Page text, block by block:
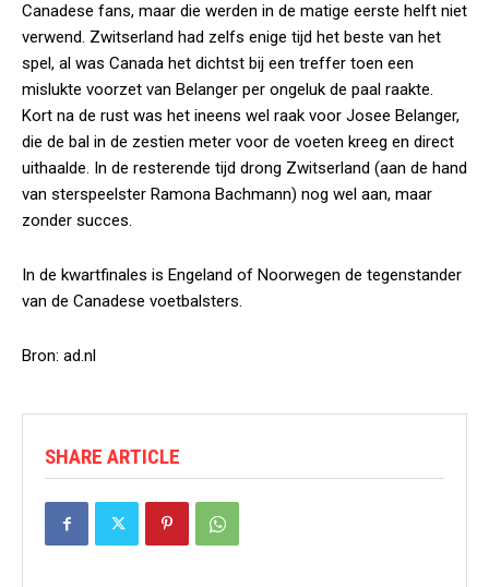
Canadese fans, maar die werden in de matige eerste helft niet
verwend. Zwitserland had zelfs enige tijd het beste van het
spel, al was Canada het dichtst bij een treffer toen een
mislukte voorzet van Belanger per ongeluk de paal raakte.
Kort na de rust was het ineens wel raak voor Josee Belanger,
die de bal in de zestien meter voor de voeten kreeg en direct
uithaalde. In de resterende tijd drong Zwitserland (aan de hand
van sterspeelster Ramona Bachmann) nog wel aan, maar
zonder succes.
In de kwartfinales is Engeland of Noorwegen de tegenstander
van de Canadese voetbalsters.
Bron: ad.nl
SHARE ARTICLE